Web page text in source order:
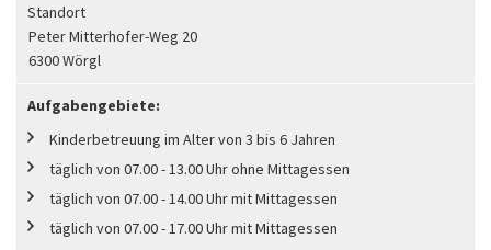
Standort
Peter Mitterhofer-Weg 20
6300 Wörgl
Aufgabengebiete:
Kinderbetreuung im Alter von 3 bis 6 Jahren
täglich von 07.00 - 13.00 Uhr ohne Mittagessen
täglich von 07.00 - 14.00 Uhr mit Mittagessen
täglich von 07.00 - 17.00 Uhr mit Mittagessen